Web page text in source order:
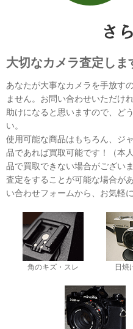
大切なカメラ査定しま
あなたが大事なカメラを手放す
ません。お問い合わせいただけ
助けになると思いますので、ど
い。
使用可能な商品はもちろん、ジ
品であれば買取可能です！（本
品で買取できない場合がござい
査定をすることが可能な場合が
い合わせフォームから、お気軽
角のキズ・スレ 日焼